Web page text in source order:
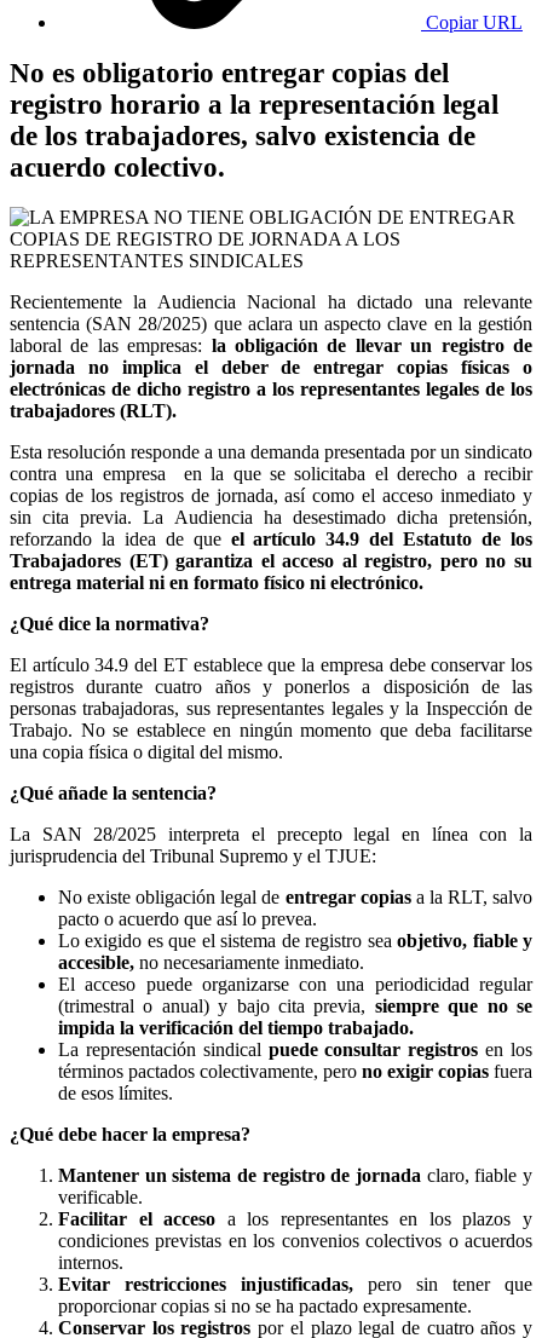
Copiar URL
No es obligatorio entregar copias del
registro horario a la representación legal
de los trabajadores, salvo existencia de
acuerdo colectivo.
Recientemente la Audiencia Nacional ha dictado una relevante
sentencia (SAN 28/2025) que aclara un aspecto clave en la gestión
laboral de las empresas: la obligación de llevar un registro de
jornada no implica el deber de entregar copias físicas o
electrónicas de dicho registro a los representantes legales de los
trabajadores (RLT).
Esta resolución responde a una demanda presentada por un sindicato
contra una empresa en la que se solicitaba el derecho a recibir
copias de los registros de jornada, así como el acceso inmediato y
sin cita previa. La Audiencia ha desestimado dicha pretensión,
reforzando la idea de que el artículo 34.9 del Estatuto de los
Trabajadores (ET) garantiza el acceso al registro, pero no su
entrega material ni en formato físico ni electrónico.
¿Qué dice la normativa?
El artículo 34.9 del ET establece que la empresa debe conservar los
registros durante cuatro años y ponerlos a disposición de las
personas trabajadoras, sus representantes legales y la Inspección de
Trabajo. No se establece en ningún momento que deba facilitarse
una copia física o digital del mismo.
¿Qué añade la sentencia?
La SAN 28/2025 interpreta el precepto legal en línea con la
jurisprudencia del Tribunal Supremo y el TJUE:
No existe obligación legal de entregar copiasa la RLT, salvo
pacto o acuerdo que así lo prevea.
Lo exigido es que el sistema de registro seaobjetivo, fiable y
accesible, no necesariamente inmediato.
El acceso puede organizarse con una periodicidad regular
(trimestral o anual) y bajo cita previa, siempre que no se
impida la verificación del tiempo trabajado.
La representación sindical puede consultar registros en los
términos pactados colectivamente, pero no exigir copias fuera
de esos límites.
¿Qué debe hacer la empresa?
Mantener un sistema de registro de jornada claro, fiable y
verificable.
Facilitar el acceso a los representantes en los plazos y
condiciones previstas en los convenios colectivos o acuerdos
internos.
Evitar restricciones injustificadas, pero sin tener que
proporcionar copias si no se ha pactado expresamente.
Conservar los registros por el plazo legal de cuatro años y